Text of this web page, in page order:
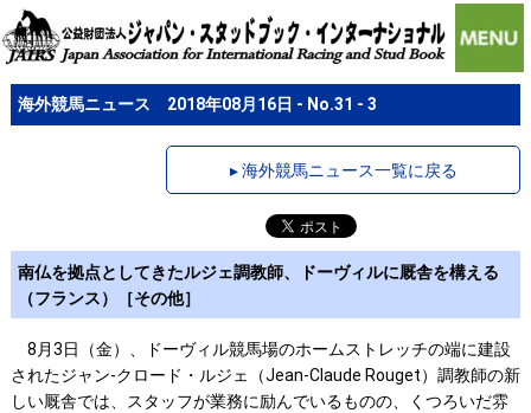
海外競馬ニュース 2018年08月16日 - No.31 - 3
▸ 海外競馬ニュース一覧に戻る
南仏を拠点としてきたルジェ調教師、ドーヴィルに厩舎を構える
（フランス）［その他］
8月3日（金）、ドーヴィル競馬場のホームストレッチの端に建設
されたジャン-クロード・ルジェ（Jean-Claude Rouget）調教師の新
しい厩舎では、スタッフが業務に励んでいるものの、くつろいだ雰